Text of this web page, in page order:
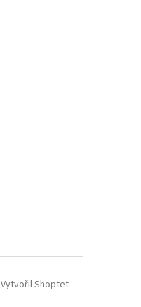
Vytvořil Shoptet